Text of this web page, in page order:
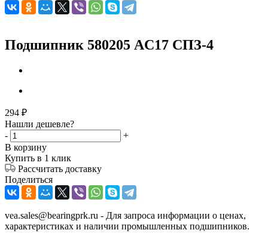
Подшипник 580205 AC17 СПЗ-4
294 ₽
Нашли дешевле?
-
+
В корзину
Купить в 1 клик
Рассчитать доставку
Поделиться
vea.sales@bearingprk.ru - Для запроса информации о ценах,
характеристиках и наличии промышленных подшипников.